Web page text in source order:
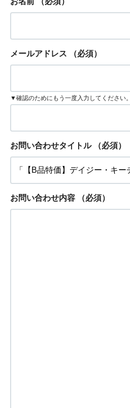
メールアドレス （必須）
▼確認のためにもう一度入力してください。
お問い合わせタイトル （必須）
お問い合わせ内容 （必須）